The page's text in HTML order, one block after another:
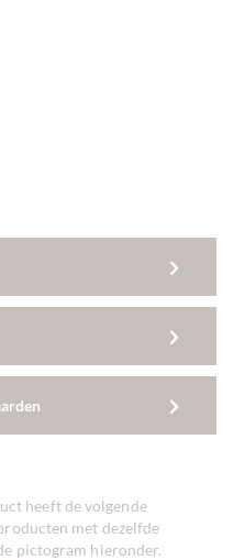
heeft de volgende
met dezelfde
pictogram hieronder.